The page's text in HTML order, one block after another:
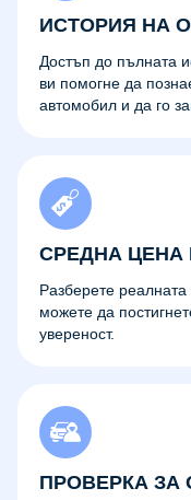
ИСТОРИЯ НА
Достъп до пълната
ви помогне да
автомобил и да го
СРЕДНА
Разберете
можете да
увереност.
ПРОВЕРКА ЗА